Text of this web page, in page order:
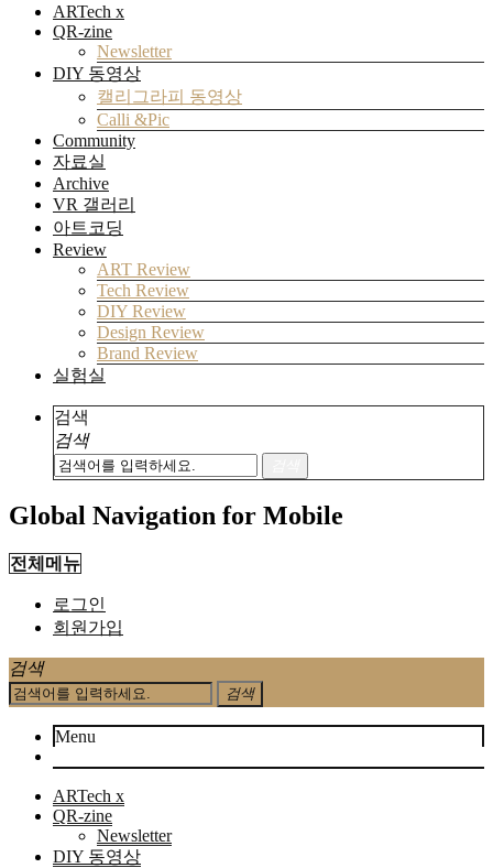
ARTech x
QR-zine
Newsletter
DIY 동영상
캘리그라피 동영상
Calli &Pic
Community
자료실
Archive
VR 갤러리
아트코딩
Review
ART Review
Tech Review
DIY Review
Design Review
Brand Review
실험실
검색
검색
Global Navigation for Mobile
전체메뉴
로그인
회원가입
검색
검색
Menu
ARTech x
QR-zine
Newsletter
DIY 동영상